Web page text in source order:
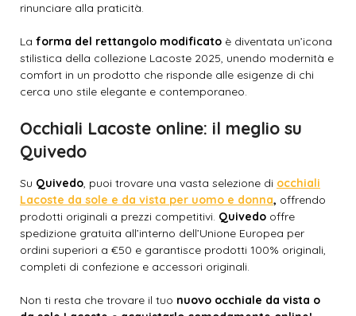
rinunciare alla praticità.
La forma del rettangolo modificato è diventata un’icona
stilistica della collezione Lacoste 2025, unendo modernità e
comfort in un prodotto che risponde alle esigenze di chi
cerca uno stile elegante e contemporaneo.
Occhiali Lacoste online: il meglio su
Quivedo
Su Quivedo, puoi trovare una vasta selezione di occhiali
Lacoste da sole e da vista per uomo e donna, offrendo
prodotti originali a prezzi competitivi. Quivedo offre
spedizione gratuita all’interno dell’Unione Europea per
ordini superiori a €50 e garantisce prodotti 100% originali,
completi di confezione e accessori originali.
Non ti resta che trovare il tuo nuovo occhiale da vista o